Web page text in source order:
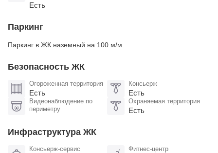
Есть
Паркинг
Паркинг в ЖК наземный на 100 м/м.
Безопасность ЖК
Огороженная территория
Есть
Консьерж
Есть
Видеонаблюдение по
периметру
Охраняемая территория
Есть
Инфраструктура ЖК
Консьерж-сервис Фитнес-центр